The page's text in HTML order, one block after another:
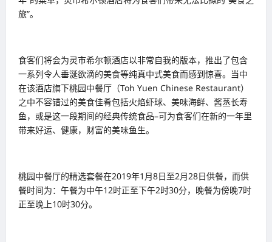
旅”。
食客们将会为灵市希尔顿酒店以非常自我的版本，推出了包含
一系列令人垂涎欲滴的美食等纯真中式美食而感到惊喜。当中
在该酒店旗下桃园中餐厅（Toh Yuen Chinese Restaurant）
之中不容错过的美食佳肴包括火焰虾球、美味海鲜、酱䒱长寿
鱼，或是这一段期间的经典传统食品–可为食客们在新的一年里
带来好运、健康，财富的美味鱼生。
桃园中餐厅的精选套餐在2019年1月8日至2月28日供餐，而供
餐时间为：午餐为中午12时正至下午2时30分，晚餐为傍晚7时
正至晚上10时30分。